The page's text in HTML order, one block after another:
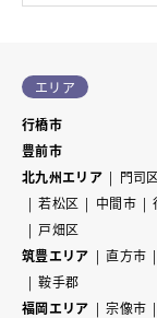
エリア
行橋市
豊前市
北九州エリア
門司区
若松区
中間市
戸畑区
筑豊エリア
直方市
鞍手郡
福岡エリア
宗像市